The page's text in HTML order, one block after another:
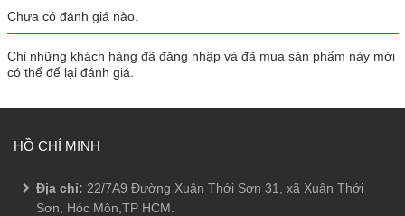
Chưa có đánh giá nào.
Chỉ những khách hàng đã đăng nhập và đã mua sản phẩm này mới
có thể để lại đánh giá.
HỒ CHÍ MINH
Địa chỉ: 22/7A9 Đường Xuân Thới Sơn 31, xã Xuân Thới
Sơn, Hóc Môn,TP HCM.